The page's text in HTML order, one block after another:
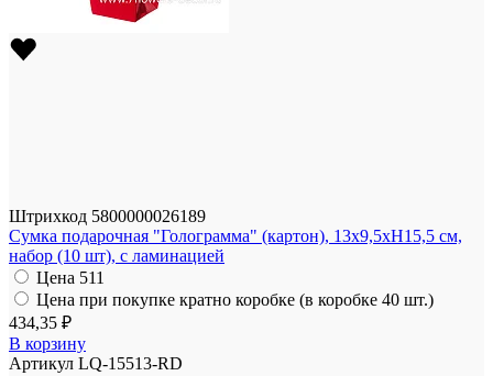
Штрихкод 5800000026189
Сумка подарочная "Голограмма" (картон), 13x9,5xH15,5 см,
набор (10 шт), с ламинацией
Цена 511
Цена при покупке кратно коробке (в коробке 40 шт.)
434,35 ₽
В корзину
Артикул LQ-15513-RD